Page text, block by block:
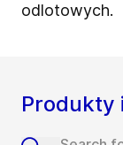
odlotowych.
Produkty